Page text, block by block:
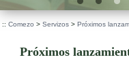
:: Comezo > Servizos > Próximos
Próximos